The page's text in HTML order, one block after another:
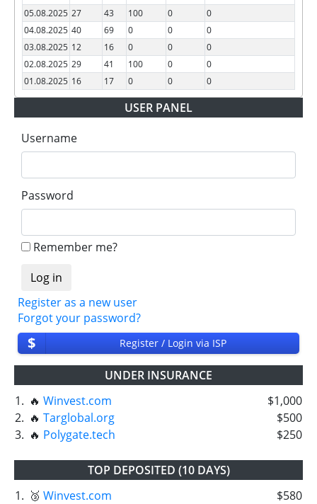
05.08.2025 27 43 100 0
0
04.08.2025 40 69 0 0
0
03.08.2025 12 16 0 0
0
02.08.2025 29 41 100 0
0
01.08.2025 16 17 0 0 0
USER PANEL
Username
Password
Remember me?
Register as a new user
Forgot your password?
$ Register / Login via ISP
UNDER INSURANCE
1. 🔥 Winvest.com
$1,000
2. 🔥 Targlobal.org
$500
3. 🔥 Polygate.tech $250
TOP DEPOSITED (10 DAYS)
1. 🥉 Winvest.com $580